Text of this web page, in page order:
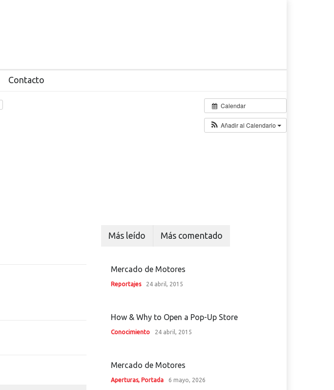
Contacto
Calendar
Añadir al Calendario
Más leído Más comentado
Mercado de Motores
Reportajes 24 abril, 2015
How & Why to Open a Pop-Up Store
Conocimiento 24 abril, 2015
Mercado de Motores
Aperturas, Portada 6 mayo, 2026